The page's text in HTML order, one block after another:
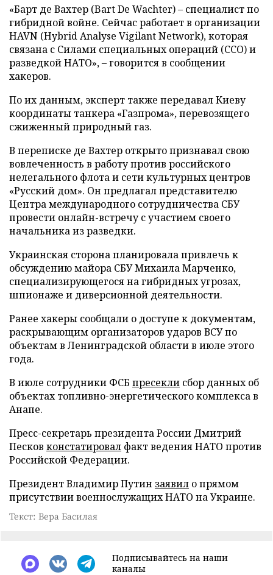
«Барт де Вахтер (Bart De Wachter) – специалист по
гибридной войне. Сейчас работает в организации
HAVN (Hybrid Analyse Vigilant Network), которая
связана с Силами специальных операций (ССО) и
разведкой НАТО», – говорится в сообщении
хакеров.
По их данным, эксперт также передавал Киеву
координаты танкера «Газпрома», перевозящего
сжиженный природный газ.
В переписке де Вахтер открыто признавал свою
вовлеченность в работу против российского
нелегального флота и сети культурных центров
«Русский дом». Он предлагал представителю
Центра международного сотрудничества СБУ
провести онлайн-встречу с участием своего
начальника из разведки.
Украинская сторона планировала привлечь к
обсуждению майора СБУ Михаила Марченко,
специализирующегося на гибридных угрозах,
шпионаже и диверсионной деятельности.
Ранее хакеры сообщали о доступе к документам,
раскрывающим организаторов ударов ВСУ по
объектам в Ленинградской области в июле этого
года.
В июле сотрудники ФСБ пресекли сбор данных об
объектах топливно-энергетического комплекса в
Анапе.
Пресс-секретарь президента России Дмитрий
Песков констатировал факт ведения НАТО против
Российской Федерации.
Президент Владимир Путин заявил о прямом
присутствии военнослужащих НАТО на Украине.
Текст: Вера Басилая
Подписывайтесь на наши
каналы